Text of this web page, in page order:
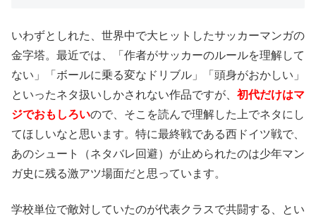
いわずとしれた、世界中で大ヒットしたサッカーマンガの
金字塔。最近では、「作者がサッカーのルールを理解して
ない」「ボールに乗る変なドリブル」「頭身がおかしい」
といったネタ扱いしかされない作品ですが、 初代だけはマ
ジでおもしろいので、そこを読んで理解した上でネタにし
てほしいなと思います。特に最終戦である西ドイツ戦で、
あのシュート（ネタバレ回避）が止められたのは少年マン
ガ史に残る激アツ場面だと思っています。
学校単位で敵対していたのが代表クラスで共闘する、とい